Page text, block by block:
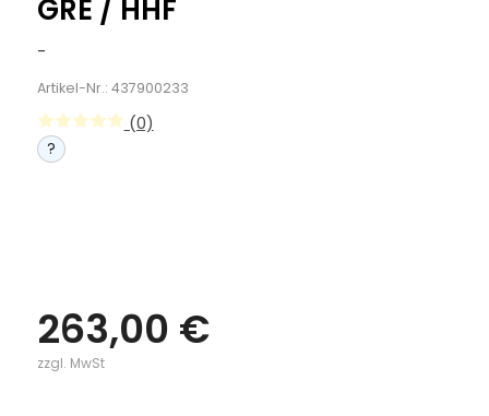
GRE / HHF
-
Artikel-Nr.: 437900233
(0)
?
263,00 €
zzgl. MwSt